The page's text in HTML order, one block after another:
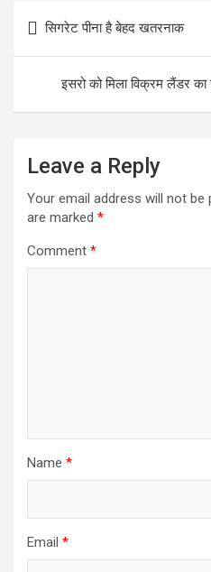
o
k
e
r
lt
s
a
r
Post
navigation
सिगरेट पीना है बेहद खतरनाक
इसरो को मिला विक्रम लैंडर का
Leave a Reply
Your email address will not be
are marked *
Comment *
Name *
Email *